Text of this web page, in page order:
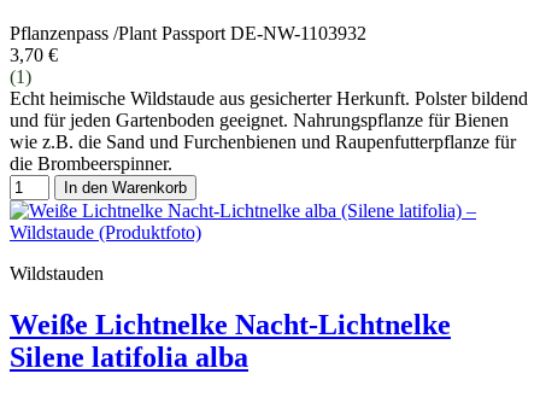
Pflanzenpass /Plant Passport DE-NW-1103932
3,70 €
(1)
Echt heimische Wildstaude aus gesicherter Herkunft. Polster bildend
und für jeden Gartenboden geeignet. Nahrungspflanze für Bienen
wie z.B. die Sand und Furchenbienen und Raupenfutterpflanze für
die Brombeerspinner.
In den Warenkorb
Wildstauden
Weiße Lichtnelke Nacht-Lichtnelke
Silene latifolia alba